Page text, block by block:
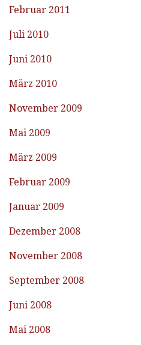
Februar 2011
Juli 2010
Juni 2010
März 2010
November 2009
Mai 2009
März 2009
Februar 2009
Januar 2009
Dezember 2008
November 2008
September 2008
Juni 2008
Mai 2008